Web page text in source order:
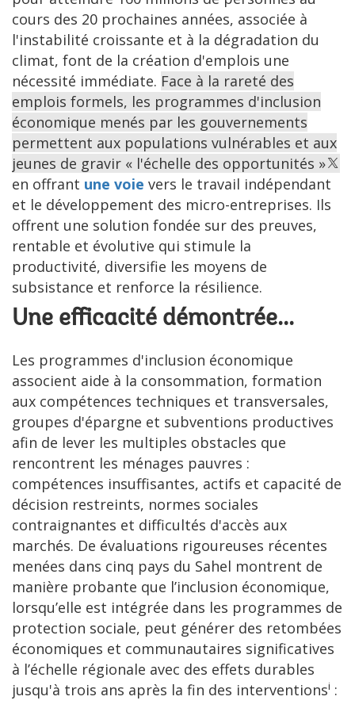
cours des 20 prochaines années, associée à
l'instabilité croissante et à la dégradation du
climat, font de la création d'emplois une
nécessité immédiate. Face à la rareté des
emplois formels, les programmes d'inclusion
économique menés par les gouvernements
permettent aux populations vulnérables et aux
jeunes de gravir « l'échelle des opportunités »
en offrant une voie vers le travail indépendant
et le développement des micro-entreprises. Ils
offrent une solution fondée sur des preuves,
rentable et évolutive qui stimule la
productivité, diversifie les moyens de
subsistance et renforce la résilience.
Une efficacité démontrée...
Les programmes d'inclusion économique
associent aide à la consommation, formation
aux compétences techniques et transversales,
groupes d'épargne et subventions productives
afin de lever les multiples obstacles que
rencontrent les ménages pauvres :
compétences insuffisantes, actifs et capacité de
décision restreints, normes sociales
contraignantes et difficultés d'accès aux
marchés. De évaluations rigoureuses récentes
menées dans cinq pays du Sahel montrent de
manière probante que l’inclusion économique,
lorsqu’elle est intégrée dans les programmes de
protection sociale, peut générer des retombées
économiques et communautaires significatives
à l’échelle régionale avec des effets durables
jusqu'à trois ans après la fin des interventionsi :